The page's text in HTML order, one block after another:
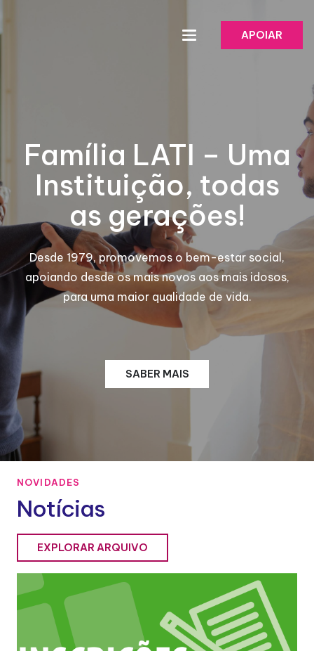
APOIAR
Família LATI – Uma
Instituição, todas
as gerações!
Desde 1979, promovemos o bem-estar social,
apoiando desde os mais novos aos mais idosos,
para uma maior qualidade de vida.
SABER MAIS
NOVIDADES
Notícias
EXPLORAR ARQUIVO